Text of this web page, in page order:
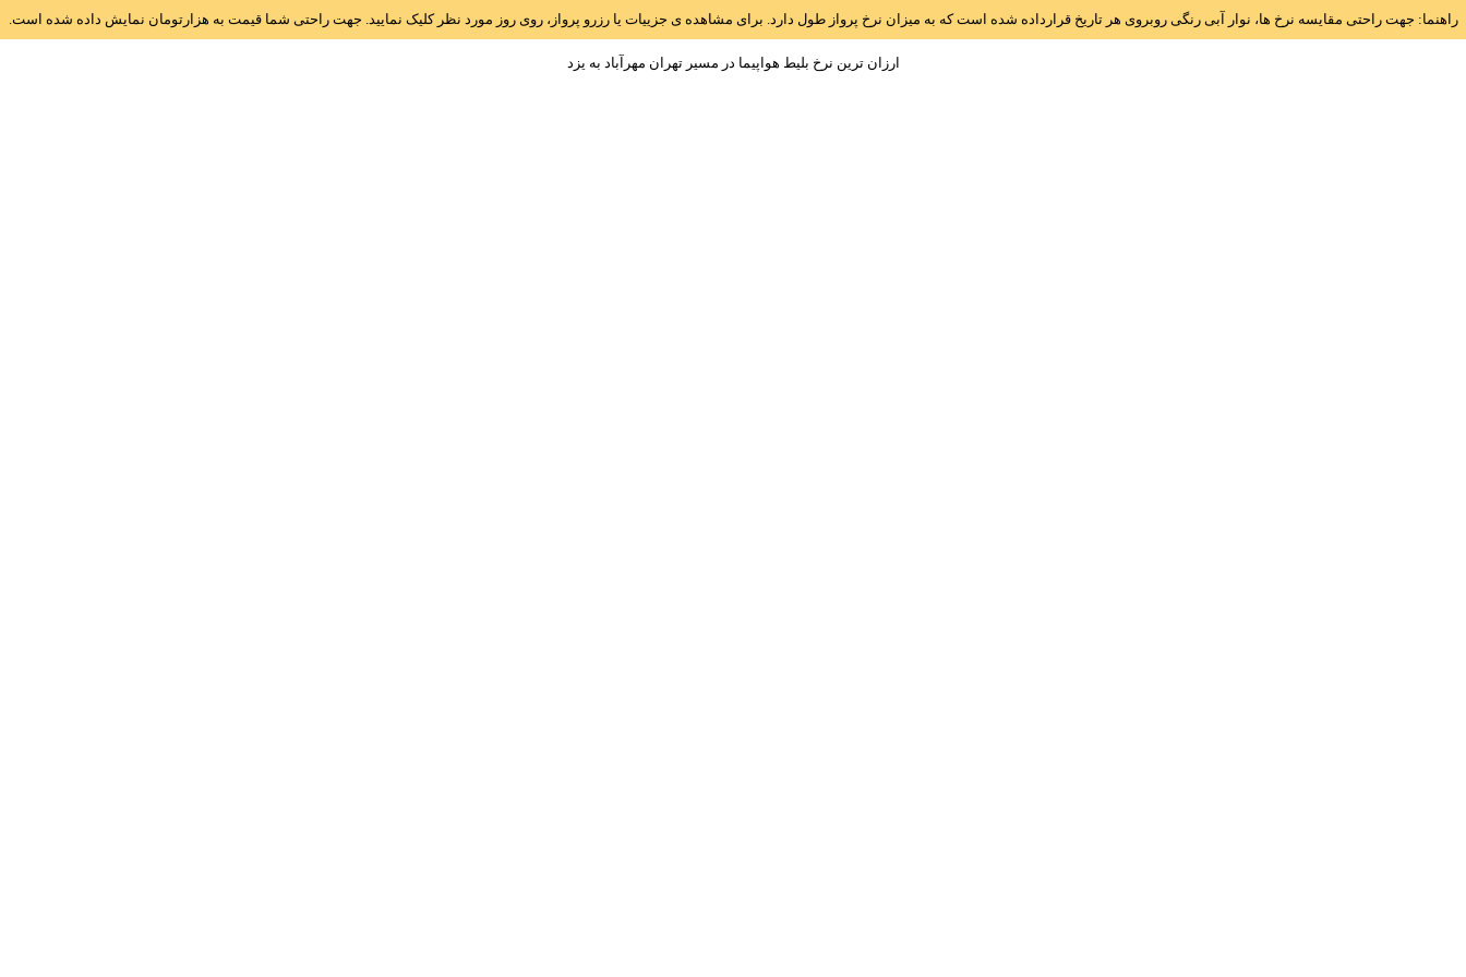
راهنما: جهت راحتی مقایسه نرخ ها، نوار آبی رنگی روبروی هر تاریخ قرارداده شده است که به میزان نرخ پرواز طول دارد. برای مشاهده ی جزییات یا رزرو پرواز، روی روز مورد نظر کلیک نمایید. جهت راحتی شما قیمت به هزارتومان نمایش داده شده است.
ارزان ترین نرخ بلیط هواپیما در مسیر تهران مهرآباد به يزد